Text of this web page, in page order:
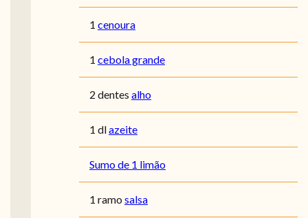
1 cenoura
1 cebola grande
2 dentes alho
1 dlazeite
Sumo de 1 limão
1 ramo salsa